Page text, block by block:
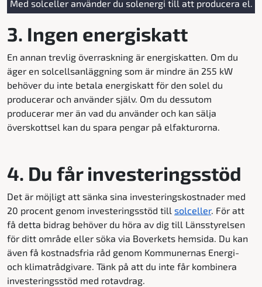
Med solceller använder du solenergi till att producera el.
3. Ingen energiskatt
En annan trevlig överraskning är energiskatten. Om du
äger en solcellsanläggning som är mindre än 255 kW
behöver du inte betala energiskatt för den solel du
producerar och använder själv. Om du dessutom
producerar mer än vad du använder och kan sälja
överskottsel kan du spara pengar på elfakturorna.
4. Du får investeringsstöd
Det är möjligt att sänka sina investeringskostnader med
20 procent genom investeringsstöd till solceller. För att
få detta bidrag behöver du höra av dig till Länsstyrelsen
för ditt område eller söka via Boverkets hemsida. Du kan
även få kostnadsfria råd genom Kommunernas Energi-
och klimatrådgivare. Tänk på att du inte får kombinera
investeringsstöd med rotavdrag.